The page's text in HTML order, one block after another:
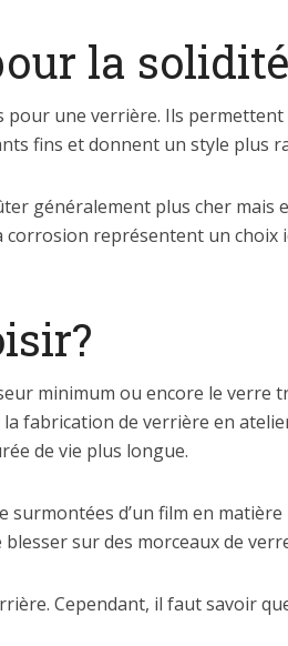
la solidité
une verrière. Ils
fins et donnent un style plus
généralement plus cher mais
représentent un choix
minimum ou encore le verre
fabrication de verrière en
de vie plus longue.
d’un film en
sur des morceaux de
Cependant, il faut savoir